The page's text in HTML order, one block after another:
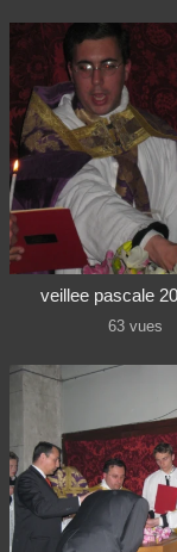
veillee pascale
63 vues